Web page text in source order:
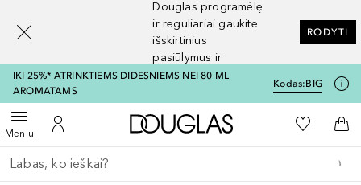
Douglas programėlę
ir reguliariai gaukite
išskirtinius
pasiūlymus ir
nuolaidas
RODYTI
IKI 25%* ATRINKTIEMS DIDESNIEMS NEI 80 ML
AROMATAMS
Kodas:BIG
MeniuAtidaryti meniuĮ mano paskyrą
Į Douglas pagrindinį
Į mano
Į
Grįžk atgal
Vykdykite paiešką
[navigation.slideout.screenreader]